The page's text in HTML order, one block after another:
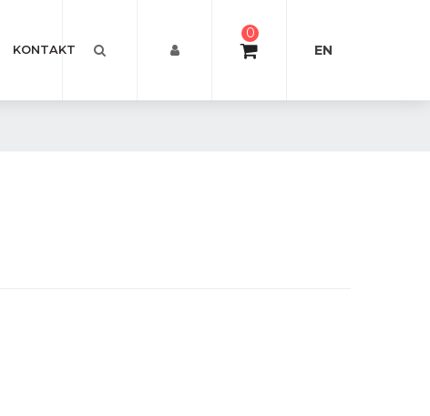
KONTAKT
0
EN